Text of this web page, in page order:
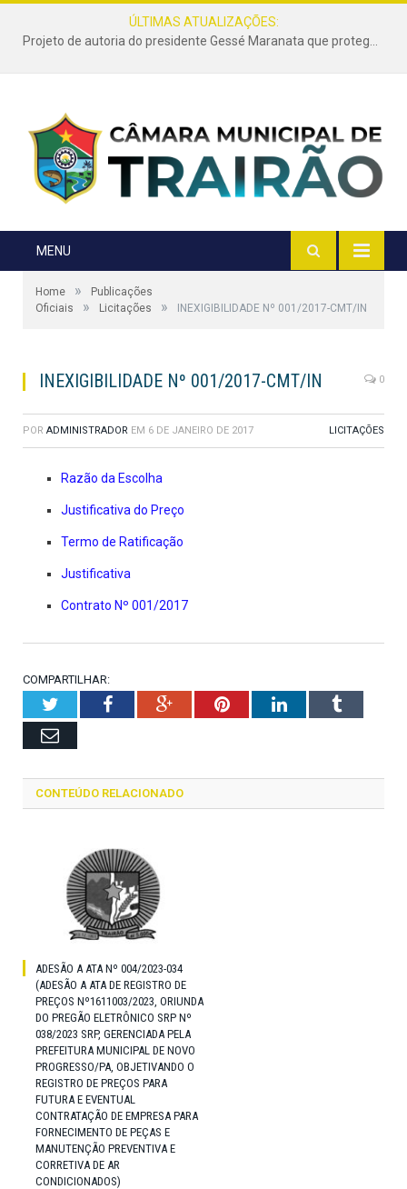
ÚLTIMAS ATUALIZAÇÕES:
Projeto de autoria do presidente Gessé Maranata que protege as estradas vicinais de Trairão é transformado em lei
MENU
Home »
Publicações
Oficiais
» Licitações » INEXIGIBILIDADE Nº 001/2017-CMT/IN
INEXIGIBILIDADE Nº 001/2017-CMT/IN 0
POR ADMINISTRADOR EM 6 DE JANEIRO DE 2017 LICITAÇÕES
Razão da Escolha
Justificativa do Preço
Termo de Ratificação
Justificativa
Contrato Nº 001/2017
COMPARTILHAR:
TwitterFacebookGoogle+PinterestLinkedInTumblr
Email
CONTEÚDO RELACIONADO
ADESÃO A ATA Nº 004/2023-034
(ADESÃO A ATA DE REGISTRO DE
PREÇOS Nº1611003/2023, ORIUNDA
DO PREGÃO ELETRÔNICO SRP Nº
038/2023 SRP, GERENCIADA PELA
PREFEITURA MUNICIPAL DE NOVO
PROGRESSO/PA, OBJETIVANDO O
REGISTRO DE PREÇOS PARA
FUTURA E EVENTUAL
CONTRATAÇÃO DE EMPRESA PARA
FORNECIMENTO DE PEÇAS E
MANUTENÇÃO PREVENTIVA E
CORRETIVA DE AR
CONDICIONADOS)